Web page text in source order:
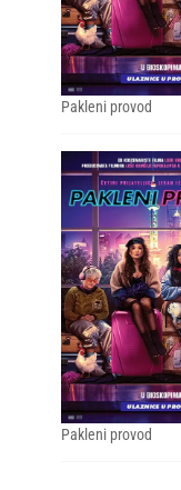
Pakleni provod
Pakleni provod